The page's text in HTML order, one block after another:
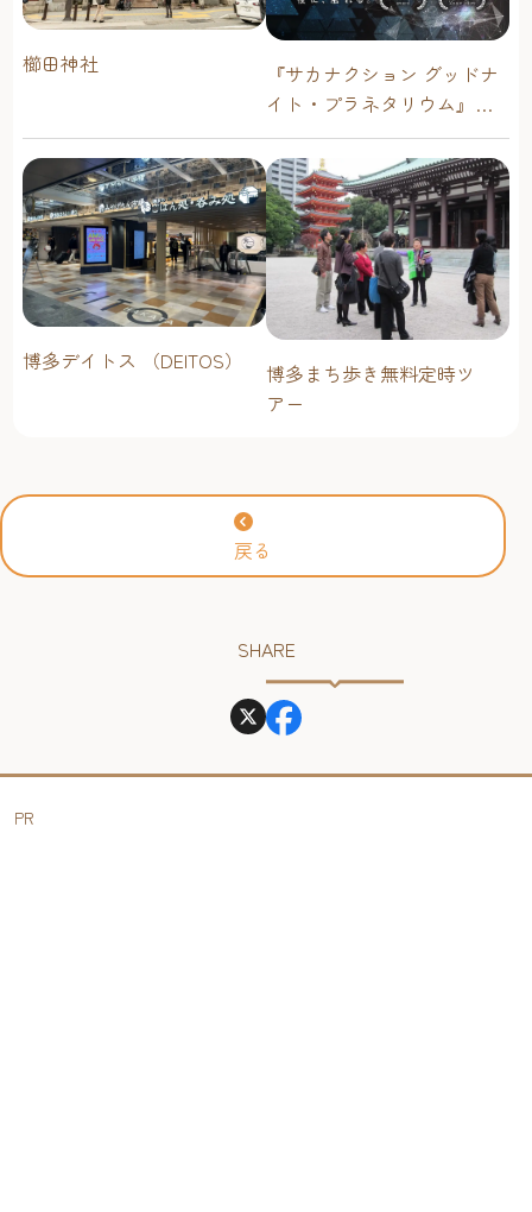
櫛田神社
『サカナクション グッドナ
イト・プラネタリウム』が
今年も上映決定！【福岡市
科学館 ドームシアター】
2026年
博多デイトス （DEITOS）
博多まち歩き無料定時ツ
アー
戻る
SHARE
PR